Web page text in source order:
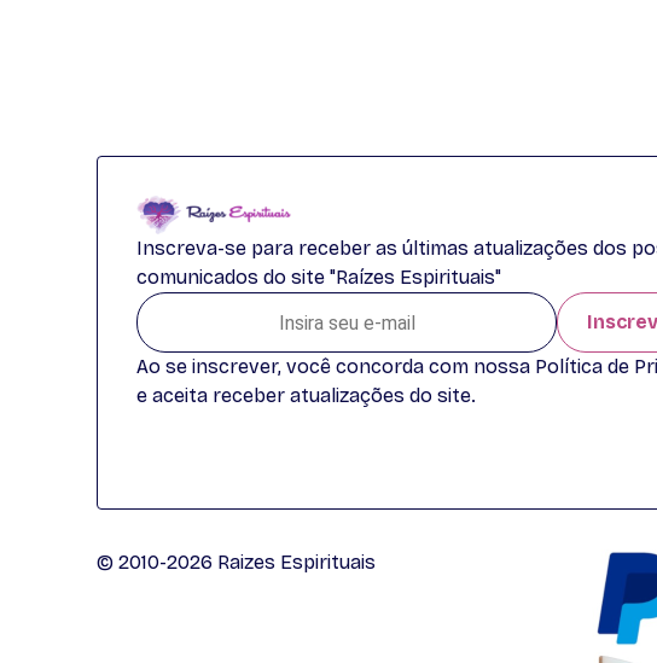
Inscreva-se para receber as últimas atualizações dos
comunicados do site "Raízes Espirituais"
Ao se inscrever, você concorda com nossa Política de
e aceita receber atualizações do site.
© 2010-2026 Raizes Espirituais